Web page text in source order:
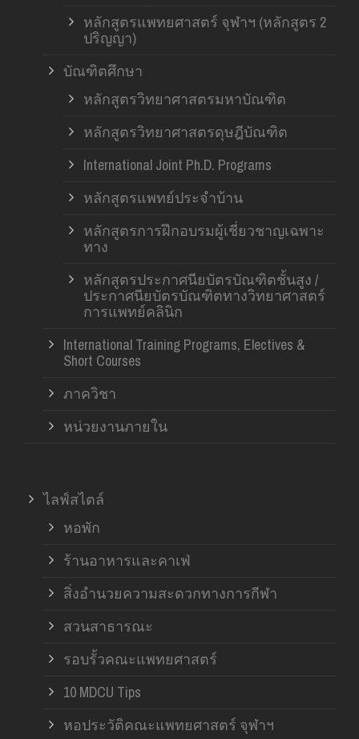
หลักสูตรแพทยศาสตร์ จุฬาฯ (หลักสูตร 2
ปริญญา)
บัณฑิตศึกษา
หลักสูตรวิทยาศาสตรมหาบัณฑิต
หลักสูตรวิทยาศาสตรดุษฎีบัณฑิต
International Joint Ph.D. Programs
หลักสูตรแพทย์ประจำบ้าน
หลักสูตรการฝึกอบรมผู้เชี่ยวชาญเฉพาะ
ทาง
หลักสูตรประกาศนียบัตรบัณฑิตชั้นสูง /
ประกาศนียบัตรบัณฑิตทางวิทยาศาสตร์
การแพทย์คลินิก
International Training Programs, Electives &
Short Courses
ภาควิชา
หน่วยงานภายใน
ไลฟ์สไตล์
หอพัก
ร้านอาหารและคาเฟ่
สิ่งอำนวยความสะดวกทางการกีฬา
สวนสาธารณะ
รอบรั้วคณะแพทยศาสตร์
10 MDCU Tips
หอประวัติคณะแพทยศาสตร์ จุฬาฯ